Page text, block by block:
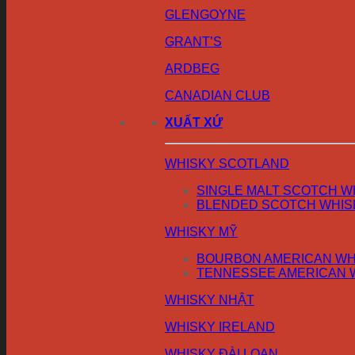
GLENGOYNE
GRANT’S
ARDBEG
CANADIAN CLUB
XUẤT XỨ
WHISKY SCOTLAND
SINGLE MALT SCOTCH
BLENDED SCOTCH
WHISKY MỸ
BOURBON AMERICAN
TENNESSEE AMERICAN
WHISKY NHẬT
WHISKY IRELAND